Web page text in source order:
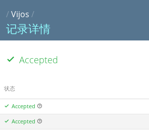
/Vijos /
记录详情
Accepted
状态
Accepted
Accepted